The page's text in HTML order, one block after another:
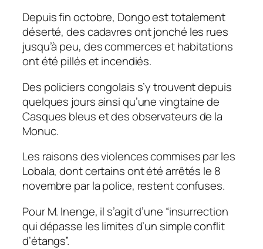
Depuis fin octobre, Dongo est totalement
déserté, des cadavres ont jonché les rues
jusqu’à peu, des commerces et habitations
ont été pillés et incendiés.
Des policiers congolais s’y trouvent depuis
quelques jours ainsi qu’une vingtaine de
Casques bleus et des observateurs de la
Monuc.
Les raisons des violences commises par les
Lobala, dont certains ont été arrêtés le 8
novembre par la police, restent confuses.
Pour M. Inenge, il s’agit d’une “insurrection
qui dépasse les limites d’un simple conflit
d’étangs”.